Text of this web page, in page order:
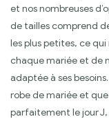
et nos nombreuses
de tailles comprend
les plus petites, ce
chaque mariée et de
adaptée à ses
robe de mariée et que
parfaitement le jour